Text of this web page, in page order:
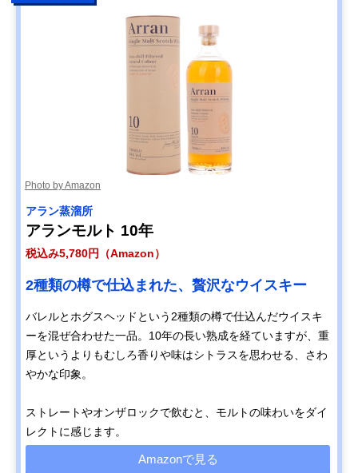
Photo by Amazon
アラン蒸溜所
アランモルト 10年
税込み5,780円（Amazon）
2種類の樽で仕込まれた、贅沢なウイスキー
バレルとホグスヘッドという2種類の樽で仕込んだウイスキ
ーを混ぜ合わせた一品。10年の長い熟成を経ていますが、重
厚というよりもむしろ香りや味はシトラスを思わせる、さわ
やかな印象。
ストレートやオンザロックで飲むと、モルトの味わいをダイ
レクトに感じます。
Amazonで見る